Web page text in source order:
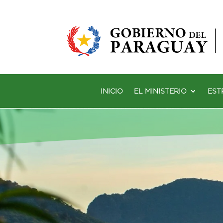
INICIO EL MINISTERIO